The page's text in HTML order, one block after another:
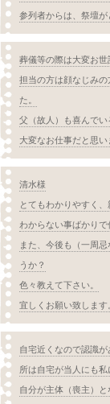
参列者からは、祭壇が
葬儀等の際は大変お世
担当の方は顔なじみ
た。
父（故人）も喜んでい
大変なお仕事だと思い
清水様
とてもわかりやすく、
わからない事ばかりで
また、今後も（一周
うか？
色々教えて下さい。
宜しくお願い致します
自宅近くなので認識
所は自宅が当人にも
自分が主体（喪主）